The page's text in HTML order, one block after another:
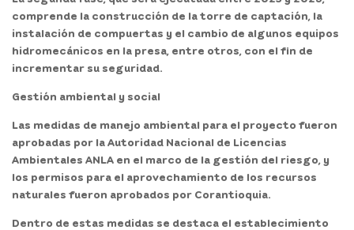
comprende la construcción de la torre de captación, la
instalación de compuertas y el cambio de algunos equipos
hidromecánicos en la presa, entre otros, con el fin de
incrementar su seguridad.
Gestión ambiental y social
Las medidas de manejo ambiental para el proyecto fueron
aprobadas por la Autoridad Nacional de Licencias
Ambientales ANLA en el marco de la gestión del riesgo, y
los permisos para el aprovechamiento de los recursos
naturales fueron aprobados por Corantioquia.
Dentro de estas medidas se destaca el establecimiento